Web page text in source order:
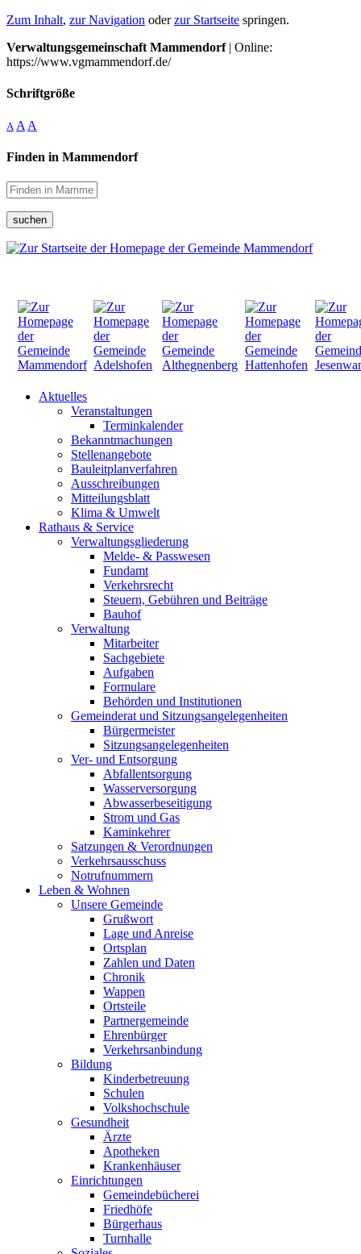
Zum Inhalt, zur Navigation oderzur Startseite springen.
Verwaltungsgemeinschaft Mammendorf| Online:
https://www.vgmammendorf.de/
Schriftgröße
A A A
Finden in Mammendorf
suchen
Aktuelles
Veranstaltungen
Terminkalender
Bekanntmachungen
Stellenangebote
Bauleitplanverfahren
Ausschreibungen
Mitteilungsblatt
Klima & Umwelt
Rathaus & Service
Verwaltungsgliederung
Melde- & Passwesen
Fundamt
Verkehrsrecht
Steuern, Gebühren und Beiträge
Bauhof
Verwaltung
Mitarbeiter
Sachgebiete
Aufgaben
Formulare
Behörden und Institutionen
Gemeinderat und Sitzungsangelegenheiten
Bürgermeister
Sitzungsangelegenheiten
Ver- und Entsorgung
Abfallentsorgung
Wasserversorgung
Abwasserbeseitigung
Strom und Gas
Kaminkehrer
Satzungen & Verordnungen
Verkehrsausschuss
Notrufnummern
Leben & Wohnen
Unsere Gemeinde
Grußwort
Lage und Anreise
Ortsplan
Zahlen und Daten
Chronik
Wappen
Ortsteile
Partnergemeinde
Ehrenbürger
Verkehrsanbindung
Bildung
Kinderbetreuung
Schulen
Volkshochschule
Gesundheit
Ärzte
Apotheken
Krankenhäuser
Einrichtungen
Gemeindebücherei
Friedhöfe
Bürgerhaus
Turnhalle